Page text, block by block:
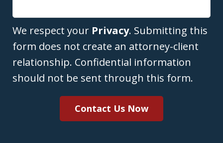
We respect your Privacy. Submitting this
form does not create an attorney-client
relationship. Confidential information
should not be sent through this form.
Contact Us Now